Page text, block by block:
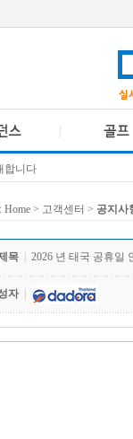
합니다
Home > 고객센터 > 공지사
목 2026 년 태국 공휴일
자